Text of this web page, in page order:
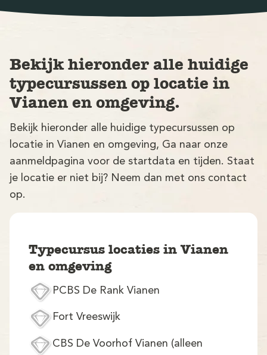
Bekijk hieronder alle huidige
typecursussen op locatie in
Vianen en omgeving.
Bekijk hieronder alle huidige typecursussen op
locatie in Vianen en omgeving, Ga naar onze
aanmeldpagina voor de startdata en tijden. Staat
je locatie er niet bij? Neem dan met ons contact
op.
Typecursus locaties in Vianen
en omgeving
PCBS De Rank Vianen
Fort Vreeswijk
CBS De Voorhof Vianen (alleen